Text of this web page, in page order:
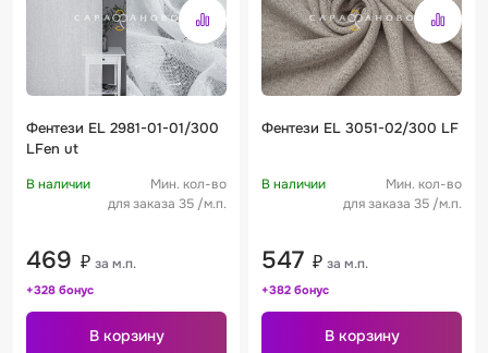
Фентези EL 2981-01-01/300
LFen ut
В наличии
Мин. кол-во
для заказа 35 /м.п.
469 ₽ за м.п.
+328 бонус
В корзину
Фентези EL 3051-02/300 LF
В наличии
Мин. кол-во
для заказа 35 /м.п.
547 ₽ за м.п.
+382 бонус
В корзину